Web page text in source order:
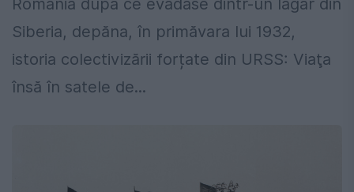
România după ce evadase dintr-un lagăr din
Siberia, depăna, în primăvara lui 1932,
istoria colectivizării forțate din URSS: Viaţa
însă în satele de...